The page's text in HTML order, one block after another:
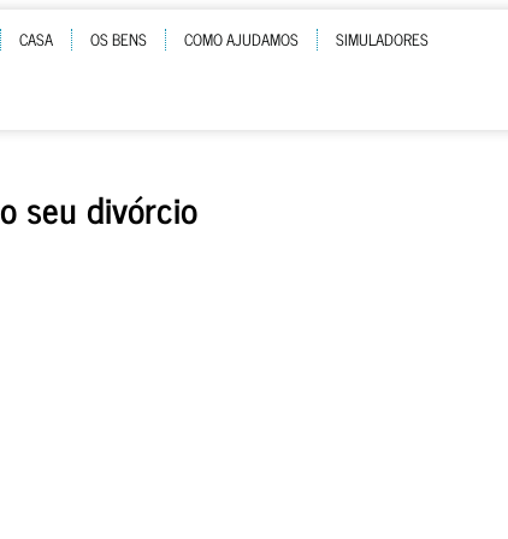
CASA OS BENS COMO AJUDAMOS SIMULADORES
seu divórcio